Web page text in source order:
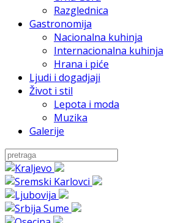
Razglednica
Gastronomija
Nacionalna kuhinja
Internacionalna kuhinja
Hrana i piće
Ljudi i dogadjaji
Život i stil
Lepota i moda
Muzika
Galerije